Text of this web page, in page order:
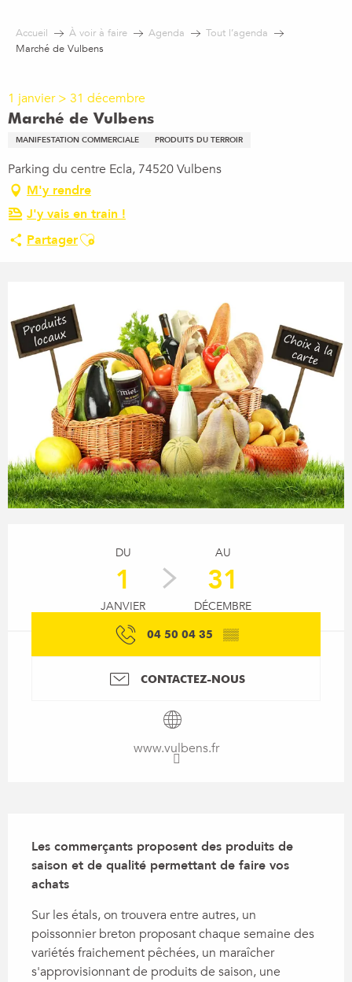
contenu
Accueil À voir à faire Agenda
Tout l’agenda
Marché de Vulbens
1 janvier > 31 décembre
Marché de Vulbens
MANIFESTATION COMMERCIALE PRODUITS DU TERROIR
Parking du centre Ecla, 74520 Vulbens
M'y rendre
J'y vais en train !
PartagerAjouter aux favoris
DU
1
JANVIER
AU
31
DÉCEMBRE
04 50 04 35 ▒▒
CONTACTEZ-NOUS
www.vulbens.fr
Les commerçants proposent des produits de
saison et de qualité permettant de faire vos
achats
Sur les étals, on trouvera entre autres, un
poissonnier breton proposant chaque semaine des
variétés fraichement pêchées, un maraîcher
s'approvisionnant de produits de saison, une